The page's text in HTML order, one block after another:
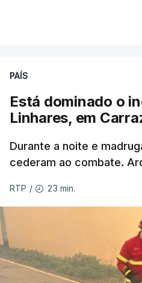
ERRO100
ERROR ON HTML5
ESTE CONTEÚDO
MOMENTO
As autoridades
dias ou semanas para
dois mil operacionais
PAÍS
Está dominado o
Linhares, em
Durante a noite e
cederam ao combate.
RTP / 23 min.